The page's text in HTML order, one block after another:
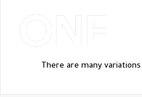
There are many